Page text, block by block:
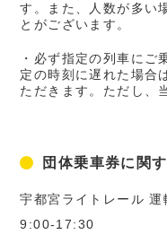
す。また、人数が多い
とがございます。
・必ず指定の列車にご
定の時刻に遅れた場合
ただきます。ただし、
団体乗車券に関
宇都宮ライトレール
9:00-17:30